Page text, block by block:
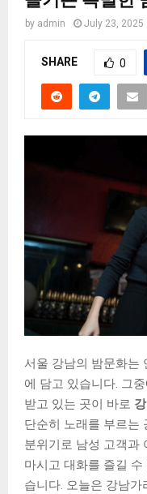
by admin July 23, 2025
SHARE 0
서울 강남의 밤문화는
에 담고 있습니다. 그
받고 있는 곳이 바로
단순히 노래를 부르는
분위기로 남성 고객과
마시고 대화를 즐길
습니다. 오늘은 강남